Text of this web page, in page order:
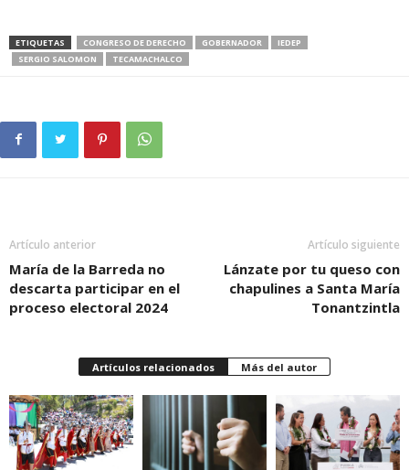
ETIQUETAS CONGRESO DE DERECHO GOBERNADOR
IEDEP
SERGIO SALOMON
TECAMACHALCO
Artículo anterior
María de la Barreda no
descarta participar en el
proceso electoral 2024
Artículo siguiente
Lánzate por tu queso con
chapulines a Santa María
Tonantzintla
Artículos relacionados Más del autor